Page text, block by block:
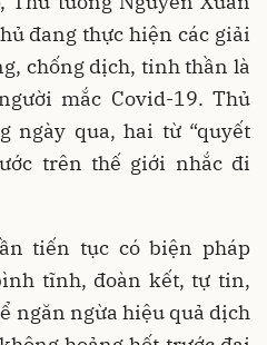
đang thực hiện các giải
chống dịch, tinh thần là
mắc Covid-19. Thủ
ngày qua, hai từ “quyết
trên thế giới nhắc đi
tiến tục có biện pháp
tĩnh, đoàn kết, tự tin,
ngăn ngừa hiệu quả dịch